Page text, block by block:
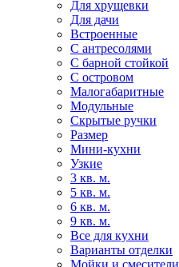
Для хрущевки
Для дачи
Встроенные
С антресолями
С барной стойкой
С островом
Малогабаритные
Модульные
Скрытые ручки
Размер
Мини-кухни
Узкие
3 кв. м.
5 кв. м.
6 кв. м.
9 кв. м.
Все для кухни
Варианты отделки
Мойки и смесители